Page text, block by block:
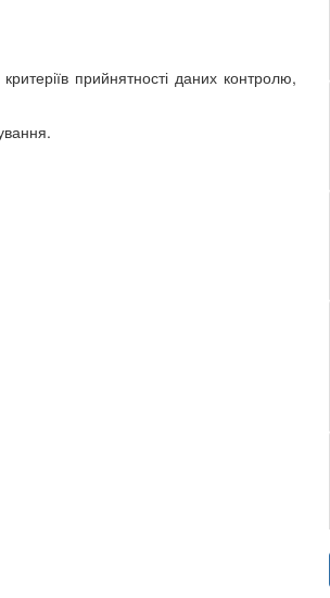
прийнятності даних контролю,